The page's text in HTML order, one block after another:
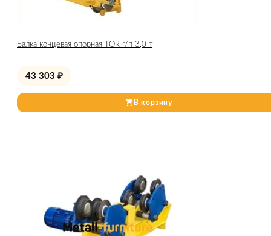
Балка концевая опорная TOR г/п 3,0 т
43 303 ₽
В корзину